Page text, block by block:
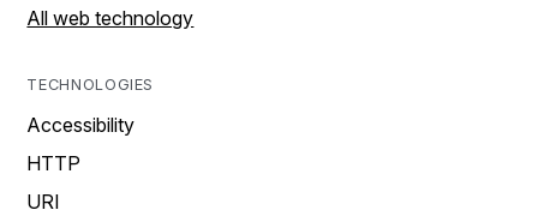
All web technology
TECHNOLOGIES
Accessibility
HTTP
URI